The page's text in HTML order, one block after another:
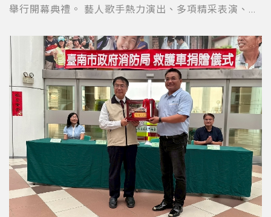
舉行開幕典禮。 藝人歌手熱力演出、多項精采表演、...